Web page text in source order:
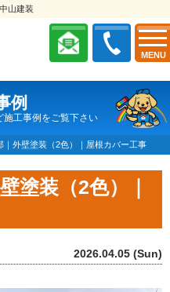
MENU
山建装
例
施工事例をご覧下さい
｜外壁塗装（2色）｜屋根カバー工事
塗装（2色）｜
2026.04.05 (Sun)